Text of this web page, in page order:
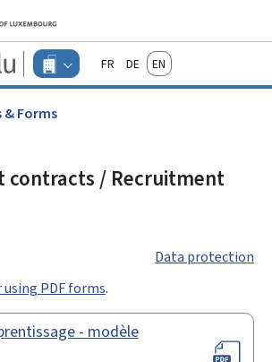
Go to main menu
Go to content
Guichet.lu
Changer
d'espace
Menu
FrançaisDeutschEnglish
& Forms
contracts / Recruitment
Data protection
PDF forms.
- modèle